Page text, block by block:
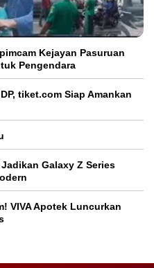
Kejayan Pasuruan
Pengendara
tiket.com Siap Amankan
Galaxy Z Series
VIVA Apotek Luncurkan